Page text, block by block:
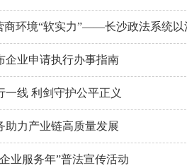
商环境“软实力”——长沙政法系统
企业申请执行办事指南
一线 利剑守护公平正义
助力产业链高质量发展
业服务年”普法宣传活动